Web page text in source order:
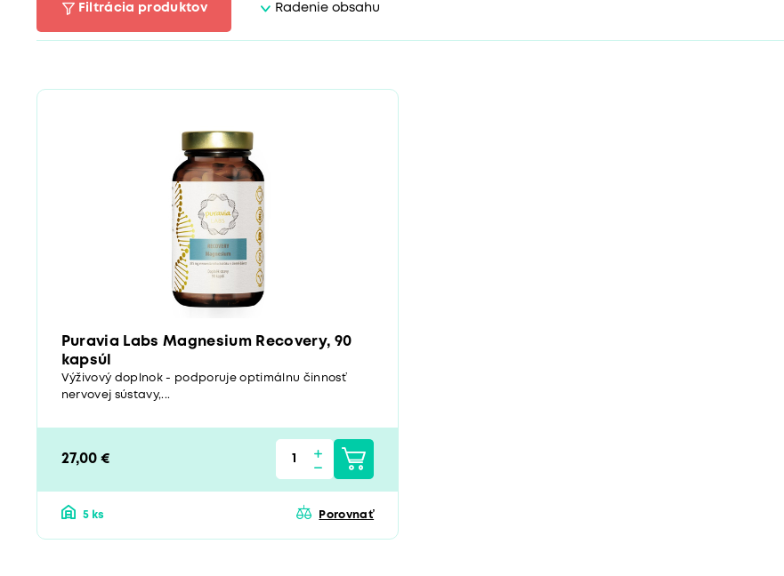
Filtrácia produktov Radenie obsahu
Puravia Labs Magnesium Recovery, 90
kapsúl
Výživový doplnok - podporuje optimálnu činnosť
nervovej sústavy,...
27,00 €
5 ks Porovnať